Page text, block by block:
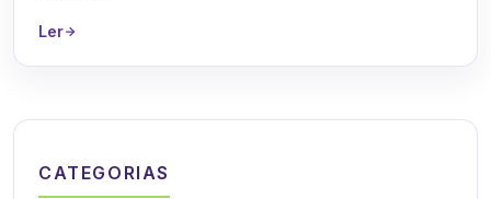
Ler
CATEGORIAS